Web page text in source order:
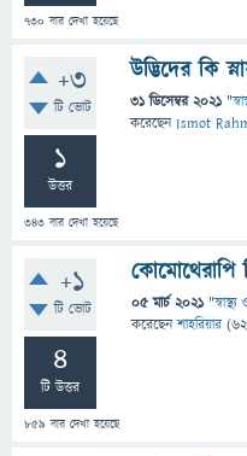
730 বার দেখা হয়েছে
+3
টি ভোট
1
উত্তর
343 বার দেখা হয়েছে
উদ্ভিদের কি
31 ডিসেম্বর 2021 "
করেছেনIsmot
+1
টি ভোট
4
টি উত্তর
859 বার দেখা হয়েছে
কোমোথেরাপি
05 মার্চ 2021 "
করেছেনশাহরিয়ার (